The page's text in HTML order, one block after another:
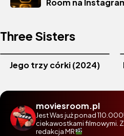
Room na
Three Sisters
Jego trzy córki (2024)
moviesroom.pl
Jest Was już ponad
ciekawostkami filmowymi.
redakcja MR